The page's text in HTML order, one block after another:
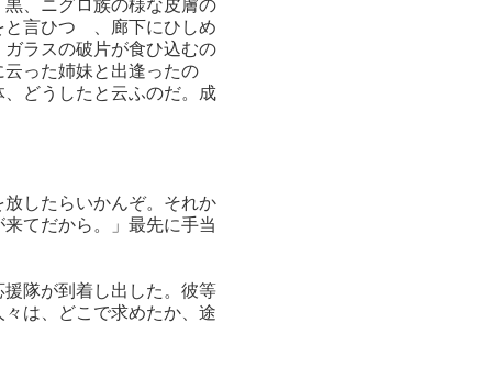
、ニグロ族の様な皮膚の
言ひつゝ、廊下にひしめ
ラスの破片が食ひ込むの
った姉妹と出逢ったの
どうしたと云ふのだ。成
したらいかんぞ。それか
てだから。」最先に手当
隊が到着し出した。彼等
は、どこで求めたか、途